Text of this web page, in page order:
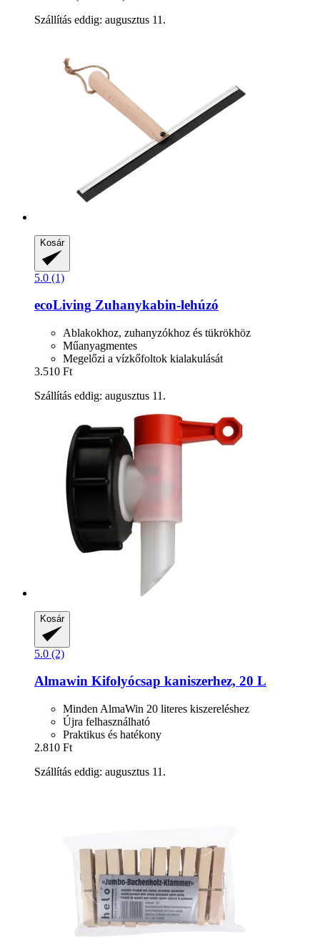
Szállítás eddig: augusztus 11.
Kosár
5.0 (1)
ecoLiving Zuhanykabin-​lehúzó
Ablakokhoz, zuhanyzókhoz és tükrökhöz
Műanyagmentes
Megelőzi a vízkőfoltok kialakulását
3.510 Ft
Szállítás eddig: augusztus 11.
Kosár
5.0 (2)
Almawin Kifolyócsap kaniszerhez, 20 L
Minden AlmaWin 20 literes kiszereléshez
Újra felhasználható
Praktikus és hatékony
2.810 Ft
Szállítás eddig: augusztus 11.